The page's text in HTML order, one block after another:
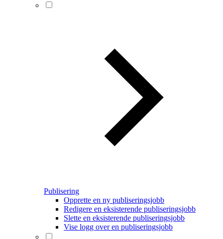
Publisering
Opprette en ny publiseringsjobb
Redigere en eksisterende publiseringsjobb
Slette en eksisterende publiseringsjobb
Vise logg over en publiseringsjobb